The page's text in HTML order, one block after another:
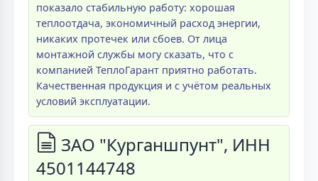
показало стабильную работу: хорошая
теплоотдача, экономичный расход энергии,
никаких протечек или сбоев. От лица
монтажной службы могу сказать, что с
компанией ТеплоГарант приятно работать.
Качественная продукция и с учётом реальных
условий эксплуатации.
ЗАО "Курганшпунт", ИНН
4501144748